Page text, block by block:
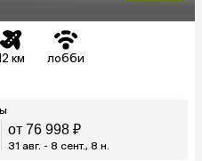
км лобби
от 76 998 ₽
31 авг. - 8 сент., 8 н.